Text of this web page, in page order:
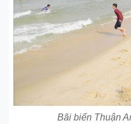
Bãi biển Thuận